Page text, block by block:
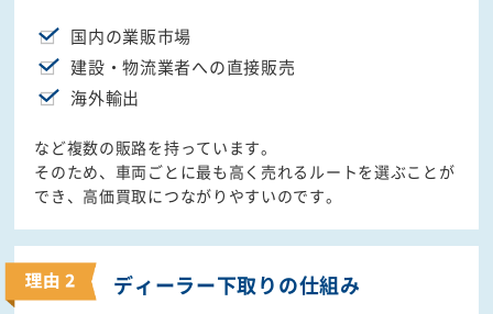
国内の業販市場
建設・物流業者への直接販売
海外輸出
など複数の販路を持っています。
そのため、車両ごとに最も高く売れるルートを選ぶことが
でき、高価買取につながりやすいのです。
ディーラー下取りの仕組み